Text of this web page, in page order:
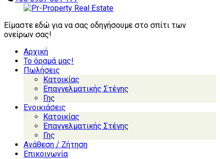
Είμαστε εδώ για να σας οδηγήσουμε στο σπίτι των
ονείρων σας!
Αρχική
Το όραμά μας!
Πωλήσεις
Κατοικίας
Επαγγελματικής Στέγης
Γης
Ενοικιάσεις
Κατοικίας
Επαγγελματικής Στέγης
Γης
Ανάθεση / Ζήτηση
Επικοινωνία